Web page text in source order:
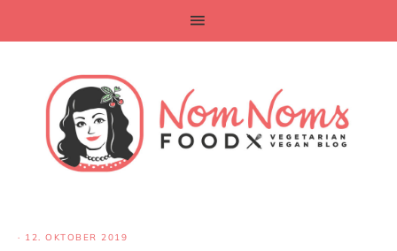
· 12. OKTOBER 2019